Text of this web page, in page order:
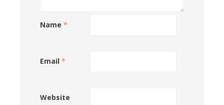
Name *
Email *
Website